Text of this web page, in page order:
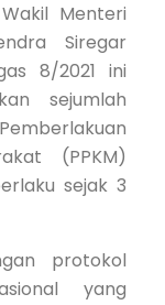
Menteri
Siregar
8/2021 ini
sejumlah
(PPKM)
sejak 3
protokol
yang